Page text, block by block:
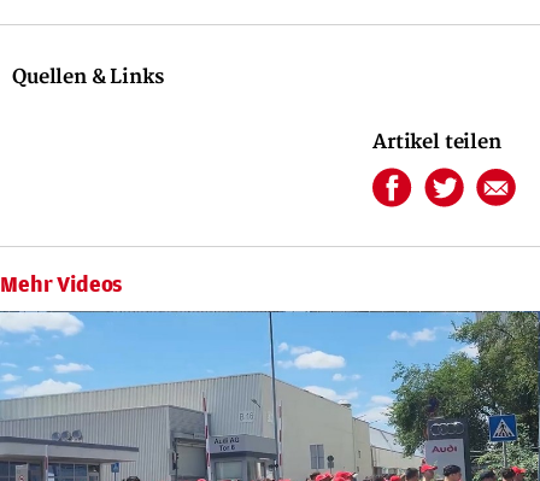
Quellen & Links
Artikel teilen
Mehr Videos